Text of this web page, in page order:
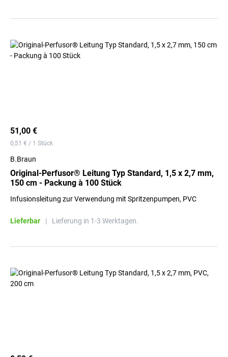
51,00 €
0,51 € / 1 Stück
B.Braun
Original-Perfusor® Leitung Typ Standard, 1,5 x 2,7 mm,
150 cm - Packung à 100 Stück
Infusionsleitung zur Verwendung mit Spritzenpumpen, PVC
Lieferbar | Lieferung in 1-3 Werktagen.